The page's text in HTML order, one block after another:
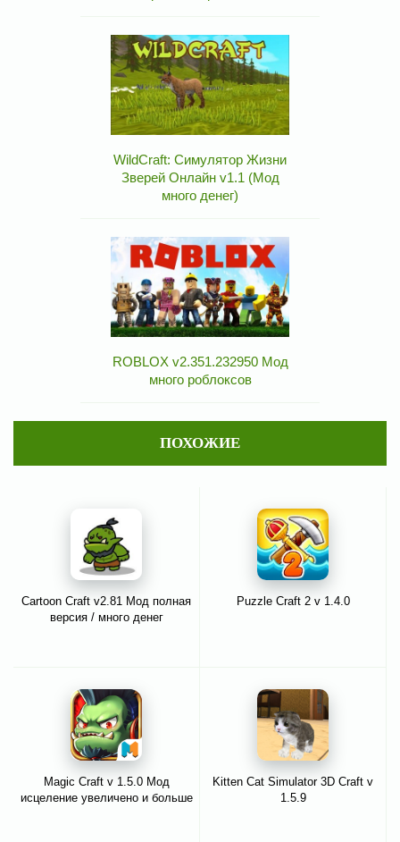
WildCraft: Симулятор Жизни
Зверей Онлайн v1.1 (Мод
много денег)
ROBLOX v2.351.232950 Мод
много роблоксов
ПОХОЖИЕ
Cartoon Craft v2.81 Мод полная
версия / много денег
Puzzle Craft 2 v 1.4.0
Magic Craft v 1.5.0 Мод
исцеление увеличено и больше
Kitten Cat Simulator 3D Craft v
1.5.9